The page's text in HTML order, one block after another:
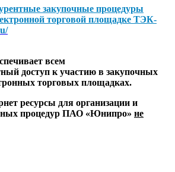
закупочные процедуры
торговой площадке ТЭК-
всем
доступ к участию в закупочных
торговых площадках.
ресурсы для организации и
процедур ПАО «Юнипро» не